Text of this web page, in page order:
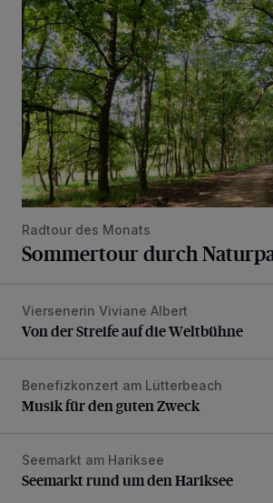
Radtour des Monats
Sommertour durch
Von der Streife auf die Weltbühne
Viersenerin Viviane Albert
Von der Streife auf die Weltbühne
Musik für den guten Zweck
Benefizkonzert am Lütterbeach
Musik für den guten Zweck
Seemarkt rund um den Hariksee
Seemarkt am Hariksee
Seemarkt rund um den Hariksee